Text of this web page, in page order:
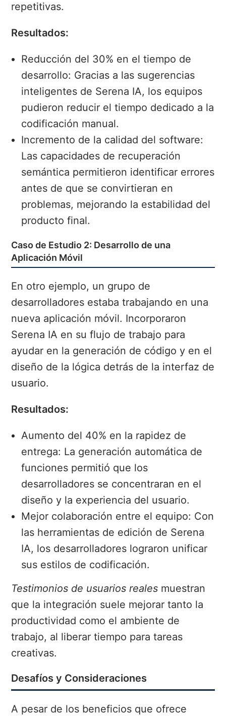
repetitivas.
Resultados:
Reducción del 30% en el tiempo de
desarrollo: Gracias a las sugerencias
inteligentes de Serena IA, los equipos
pudieron reducir el tiempo dedicado a la
codificación manual.
Incremento de la calidad del software:
Las capacidades de recuperación
semántica permitieron identificar errores
antes de que se convirtieran en
problemas, mejorando la estabilidad del
producto final.
Caso de Estudio 2: Desarrollo de una
Aplicación Móvil
En otro ejemplo, un grupo de
desarrolladores estaba trabajando en una
nueva aplicación móvil. Incorporaron
Serena IA en su flujo de trabajo para
ayudar en la generación de código y en el
diseño de la lógica detrás de la interfaz de
usuario.
Resultados:
Aumento del 40% en la rapidez de
entrega: La generación automática de
funciones permitió que los
desarrolladores se concentraran en el
diseño y la experiencia del usuario.
Mejor colaboración entre el equipo: Con
las herramientas de edición de Serena
IA, los desarrolladores lograron unificar
sus estilos de codificación.
Testimonios de usuarios reales muestran
que la integración suele mejorar tanto la
productividad como el ambiente de
trabajo, al liberar tiempo para tareas
creativas.
Desafíos y Consideraciones
A pesar de los beneficios que ofrece